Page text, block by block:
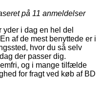
på 11 anmeldelser
yder i dag en hel del
af de mest benyttede er i
hvor du så selv
der passer dig.
og i mange tilfælde
for fragt ved køb af BD